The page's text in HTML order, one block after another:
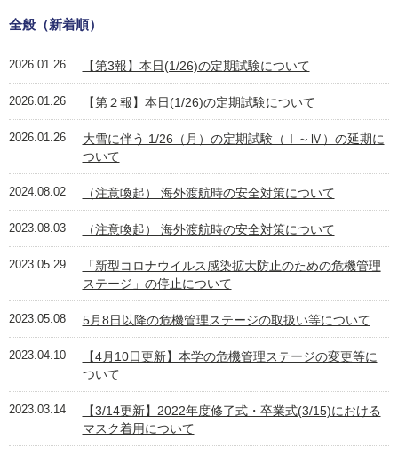
全般（新着順）
2026.01.26 【第3報】本日(1/26)の定期試験について
2026.01.26 【第２報】本日(1/26)の定期試験について
2026.01.26
大雪に伴う 1/26（月）の定期試験（Ⅰ～Ⅳ）の延期に
ついて
2024.08.02 （注意喚起） 海外渡航時の安全対策について
2023.08.03 （注意喚起） 海外渡航時の安全対策について
2023.05.29
「新型コロナウイルス感染拡大防止のための危機管理
ステージ」の停止について
2023.05.08 5月8日以降の危機管理ステージの取扱い等について
2023.04.10
【4月10日更新】本学の危機管理ステージの変更等に
ついて
2023.03.14
【3/14更新】2022年度修了式・卒業式(3/15)における
マスク着用について